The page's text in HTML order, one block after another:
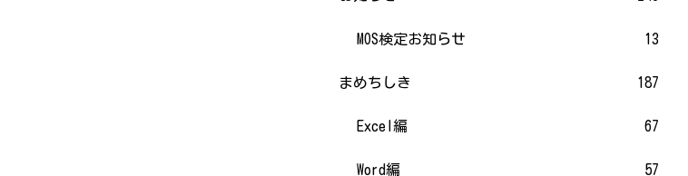
MOS検定お知らせ 13
まめちしき 187
Excel編 67
Word編 57